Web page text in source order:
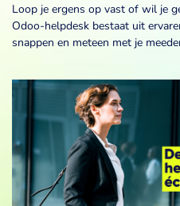
Loop je ergens op vast of wil je
Odoo-helpdesk bestaat uit
snappen en meteen met je